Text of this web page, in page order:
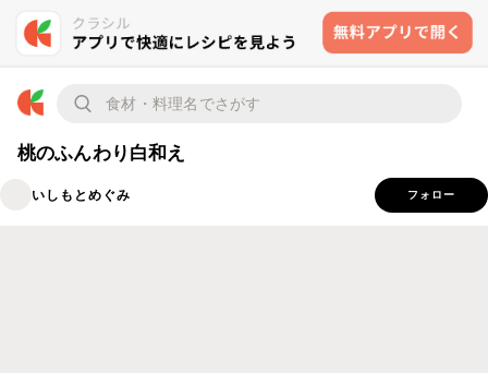
桃のふんわり白和え
いしもとめぐみ フォロー